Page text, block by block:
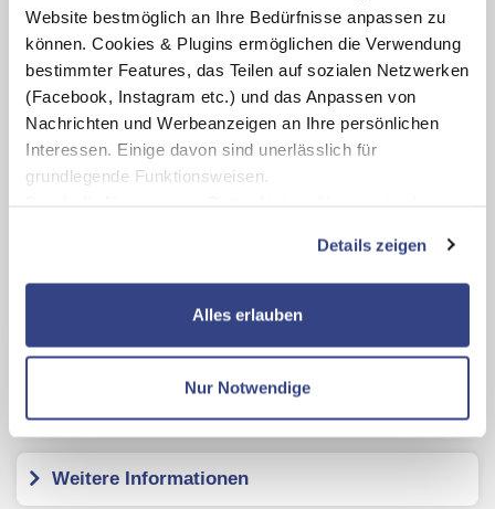
Website bestmöglich an Ihre Bedürfnisse anpassen zu
können. Cookies & Plugins ermöglichen die Verwendung
bestimmter Features, das Teilen auf sozialen Netzwerken
(Facebook, Instagram etc.) und das Anpassen von
Nachrichten und Werbeanzeigen an Ihre persönlichen
Interessen. Einige davon sind unerlässlich für
grundlegende Funktionsweisen.
zusätzliche Dienste bzw. Technologien von Drittanbietern
nutzen und uns sowie Dritten weitere Personalisierungen
ermöglichen, dabei kommt es auch zu Übermittlungen
Datenschutzseite
Mit Klick auf "Alles erlauben" stimmen Sie der
Verwendung der Cookies & Plugins auf unseren
Webseiten zu.
Details zeigen
Alles erlauben
Nur Notwendige
Verpflegung: Frühstücksbuffet
Benutzung des hoteleigenen Fitnessraumes
(Öffnungszeiten lt. Aushang vor Ort oder online)
1 x pro Person 2 in 1 Tagesticket mit Eintritt ins Obere
Belvedere, Untere Belvedere, Orangerie, Prunkstall und
Kammergarten (Öffnungszeiten lt. Aushang vor Ort oder
online).
Weitere Informationen